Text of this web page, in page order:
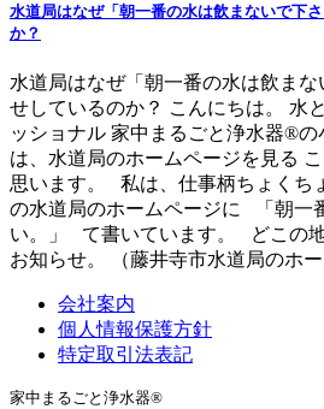
水道局はなぜ「朝一番の水は飲まないで下
か？
水道局はなぜ「朝一番の水は飲ま
せしているのか？ こんにちは。 水
ッショナル 家中まるごと浄水器®
は、水道局のホームページを見る
思います。 私は、仕事柄ちょくち
の水道局のホームページに 「朝一
い。」 て書いています。 どこの
お知らせ。 （藤井寺市水道局のホ
会社案内
個人情報保護方針
特定取引法表記
家中まるごと浄水器®